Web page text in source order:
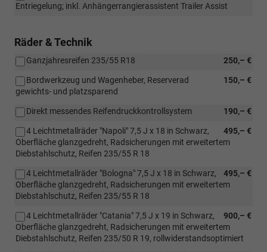
Entriegelung; inkl. Anhängerrangierassistent Trailer Assist
Räder & Technik
250,– €
Ganzjahresreifen 235/55 R18
150,– €
Bordwerkzeug und Wagenheber, Reserverad
gewichts- und platzsparend
190,– €
Direkt messendes Reifendruckkontrollsystem
495,– €
4 Leichtmetallräder "Napoli" 7,5 J x 18 in Schwarz,
Oberfläche glanzgedreht, Radsicherungen mit erweitertem
Diebstahlschutz, Reifen 235/55 R 18
495,– €
4 Leichtmetallräder "Bologna" 7,5 J x 18 in Schwarz,
Oberfläche glanzgedreht, Radsicherungen mit erweitertem
Diebstahlschutz, Reifen 235/55 R 18
900,– €
4 Leichtmetallräder "Catania" 7,5 J x 19 in Schwarz,
Oberfläche glanzgedreht, Radsicherungen mit erweitertem
Diebstahlschutz, Reifen 235/50 R 19, rollwiderstandsoptimiert